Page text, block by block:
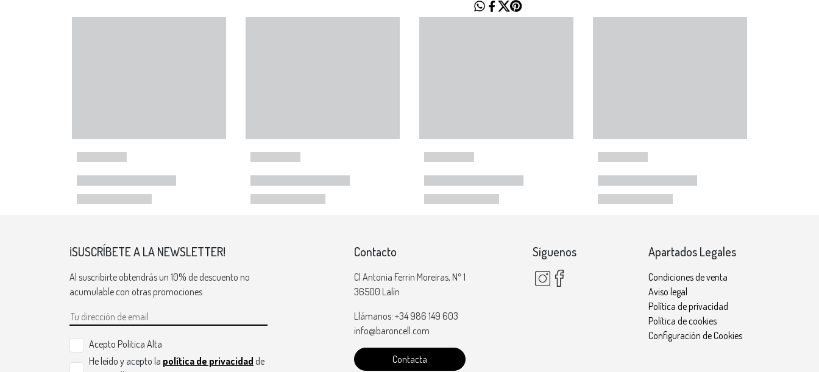
¡SUSCRÍBETE A LA NEWSLETTER!
Al suscribirte obtendrás un 10% de descuento no
acumulable con otras promociones
Acepto Politica Alta
He leído y acepto la política de privacidad de
Contacto
Cl Antonia Ferrin Moreiras, Nº 1
36500 Lalín
Llámanos: +34 986 149 603
info@baroncell.com
Contacta
Síguenos Apartados Legales
Condiciones de venta
Aviso legal
Política de privacidad
Política de cookies
Configuración de Cookies